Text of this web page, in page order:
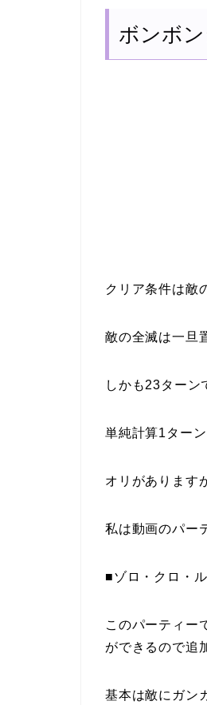
ボンボ
クリア条件は敵
敵の全滅は一旦
しかも23ターン
単純計算1ター
オリがあります
私は動画のパー
■ゾロ・クロ・
このパーティー
ができるので追
基本は敵にガン